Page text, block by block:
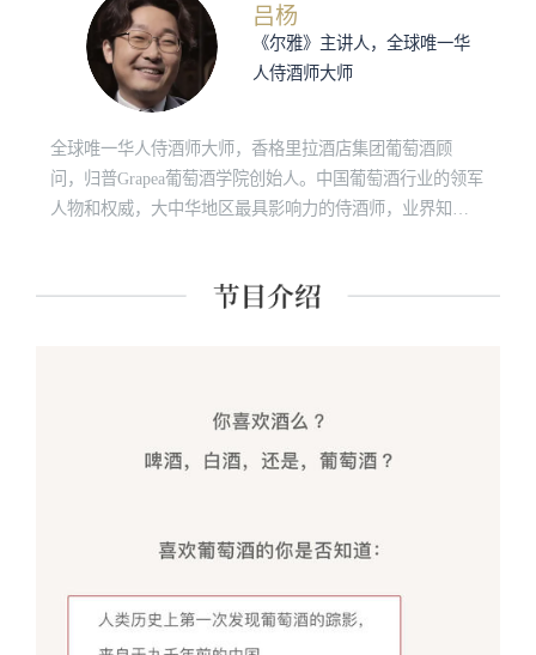
吕杨
《尔雅》主讲人，全球唯一华
人侍酒师大师
全球唯一华人侍酒师大师，香格里拉酒店集团葡萄酒顾
问，归普Grapea葡萄酒学院创始人。中国葡萄酒行业的领军
人物和权威，大中华地区最具影响力的侍酒师，业界知名
国农业部授予其“法国美食精神之青年才俊奖”。